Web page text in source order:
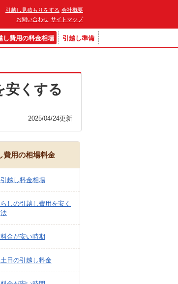
引越し見積もりをする 会社概要
お問い合わせ サイトマップ
し費用の料金相場 引越し準備
安くする
2025/04/24更新
費用の相場料金
越し料金相場
しの引越し費用を安く
金が安い時期
日の引越し料金